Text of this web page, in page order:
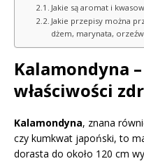
Jakie są aromat i
Jakie przepisy można
dżem, marynata,
Kalamondyna
właściwości
Kalamondyna, znana
czy kumkwat japoński, to
dorasta do około 120 cm